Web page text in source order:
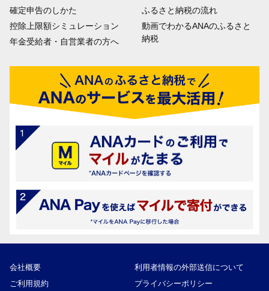
確定申告のしかた
控除上限額シミュレーション
年金受給者・自営業者の方へ
ふるさと納税の流れ
動画でわかるANAのふるさと
納税
会社概要
利用者情報の外部送信について
ご利用規約
プライバシーポリシー